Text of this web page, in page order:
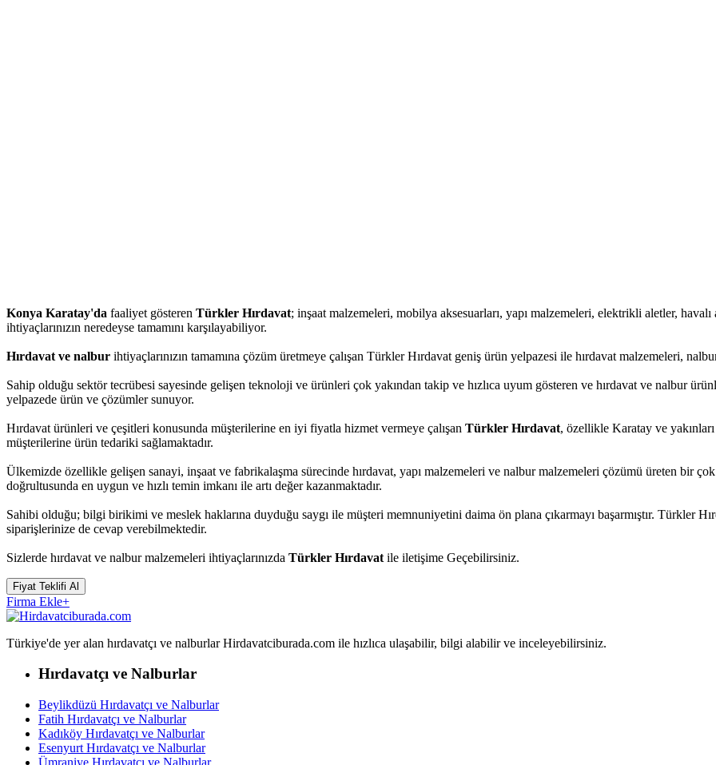
Konya Karatay'da faaliyet gösteren Türkler Hırdavat; inşaat malzemeleri, mobilya aksesuarları, yapı malzemeleri, elektrikli aletler,
ihtiyaçlarınızın neredeyse tamamını karşılayabiliyor.
Hırdavat ve nalbur ihtiyaçlarınızın tamamına çözüm üretmeye çalışan Türkler Hırdavat geniş ürün yelpazesi ile hırdavat malzemeleri,
Sahip olduğu sektör tecrübesi sayesinde gelişen teknoloji ve ürünleri çok yakından takip ve hızlıca uyum gösteren ve hırdavat ve nalbur
yelpazede ürün ve çözümler sunuyor.
Hırdavat ürünleri ve çeşitleri konusunda müşterilerine en iyi fiyatla hizmet vermeye çalışan Türkler Hırdavat, özellikle Karatay ve
müşterilerine ürün tedariki sağlamaktadır.
Ülkemizde özellikle gelişen sanayi, inşaat ve fabrikalaşma sürecinde hırdavat, yapı malzemeleri ve nalbur malzemeleri çözümü üreten bir
doğrultusunda en uygun ve hızlı temin imkanı ile artı değer kazanmaktadır.
Sahibi olduğu; bilgi birikimi ve meslek haklarına duyduğu saygı ile müşteri memnuniyetini daima ön plana çıkarmayı başarmıştır. Türkler
siparişlerinize de cevap verebilmektedir.
Sizlerde hırdavat ve nalbur malzemeleri ihtiyaçlarınızda Türkler Hırdavat ile iletişime Geçebilirsiniz.
Fiyat Teklifi Al
Firma Ekle+
Türkiye'de yer alan hırdavatçı ve nalburlar Hirdavatciburada.com ile hızlıca ulaşabilir, bilgi alabilir ve inceleyebilirsiniz.
Hırdavatçı ve Nalburlar
Beylikdüzü Hırdavatçı ve Nalburlar
Fatih Hırdavatçı ve Nalburlar
Kadıköy Hırdavatçı ve Nalburlar
Esenyurt Hırdavatçı ve Nalburlar
Ümraniye Hırdavatçı ve Nalburlar